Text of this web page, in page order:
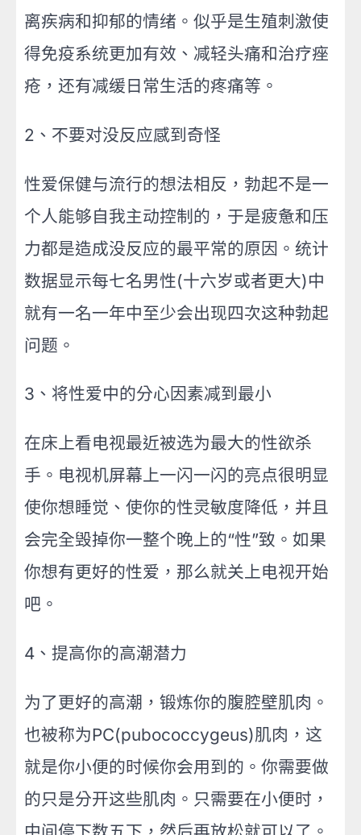
离疾病和抑郁的情绪。似乎是生殖刺激使
得免疫系统更加有效、减轻头痛和治疗痤
疮，还有减缓日常生活的疼痛等。
2、不要对没反应感到奇怪
性爱保健与流行的想法相反，勃起不是一
个人能够自我主动控制的，于是疲惫和压
力都是造成没反应的最平常的原因。统计
数据显示每七名男性(十六岁或者更大)中
就有一名一年中至少会出现四次这种勃起
问题。
3、将性爱中的分心因素减到最小
在床上看电视最近被选为最大的性欲杀
手。电视机屏幕上一闪一闪的亮点很明显
使你想睡觉、使你的性灵敏度降低，并且
会完全毁掉你一整个晚上的“性”致。如果
你想有更好的性爱，那么就关上电视开始
吧。
4、提高你的高潮潜力
为了更好的高潮，锻炼你的腹腔壁肌肉。
也被称为PC(pubococcygeus)肌肉，这
就是你小便的时候你会用到的。你需要做
的只是分开这些肌肉。只需要在小便时，